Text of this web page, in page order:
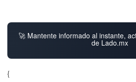
🚀 Mantente informado al instante,
de Lado.mx
{